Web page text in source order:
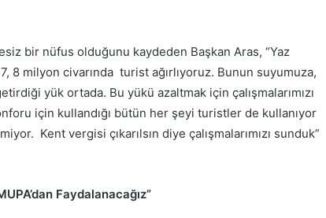
bir nüfus olduğunu kaydeden Başkan Aras, “Yaz
8 milyon civarında turist ağırlıyoruz. Bunun suyumuza,
yük ortada. Bu yükü azaltmak için çalışmalarımızı
için kullandığı bütün her şeyi turistler de kullanıyor
Kent vergisi çıkarılsın diye çalışmalarımızı sunduk”
Faydalanacağız”